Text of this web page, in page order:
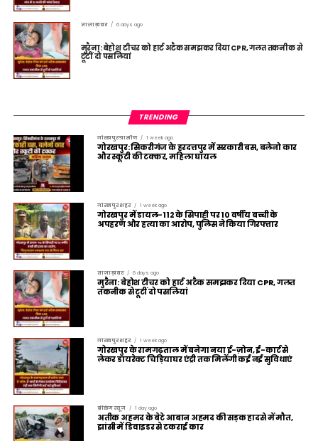
ताज़ा ख़बर 6 days ago
मुरैना: बेहोश टीचर को हार्ट अटैक समझकर दिया CPR, गलत तकनीक से
टूटीं दो पसलियां
TRENDING
गोरखपुर ग्रामीण 1 week ago
गोरखपुर: सिकरीगंज के हरदत्तपुर में सरकारी बस, बलेनो कार
और स्कूटी की टक्कर, महिला घायल
गोरखपुर शहर 1 week ago
गोरखपुर में डायल-112 के सिपाही पर 10 वर्षीय बच्ची के
अपहरण और हत्या का आरोप, पुलिस ने किया गिरफ्तार
ताज़ा ख़बर 6 days ago
मुरैना: बेहोश टीचर को हार्ट अटैक समझकर दिया CPR, गलत
तकनीक से टूटीं दो पसलियां
गोरखपुर शहर 1 week ago
गोरखपुर के रामगढ़ताल में बनेगा नया ई-ज़ोन, ई-कार्ट से
लेकर डायरेक्ट चिड़ियाघर एंट्री तक मिलेंगी कई नई सुविधाएं
ब्रेकिंग न्यूज़ 1 day ago
अतीक अहमद के बेटे आबान अहमद की सड़क हादसे में मौत,
झांसी में डिवाइडर से टकराई कार